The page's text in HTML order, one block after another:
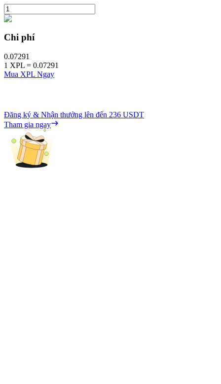
Chi phí
0.07291
1 XPL = 0.07291
Mua XPL Ngay
Đăng ký & Nhận thưởng lên đến 236 USDT
Tham gia ngay